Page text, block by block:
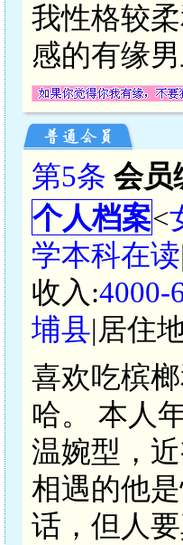
我性格较
感的有缘
第5条 会员
个人档案<
学本科在读
收入:4000-
埔县|居住
喜欢吃槟
哈。 本人
温婉型，
相遇的他
话，但人